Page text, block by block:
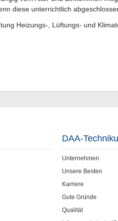
diese unterrichtlich
Heizungs-, Lüftungs- und
DAA-
Unternehmen
Unsere Besten
Karriere
Gute Gründe
Qualität